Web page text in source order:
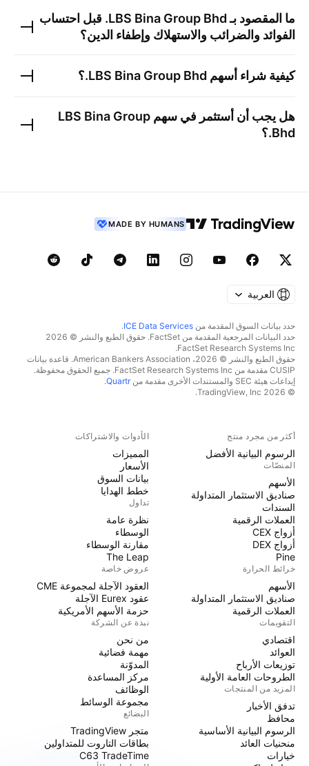
ما المقصود بـLBS Bina Group Bhd. قبل احتساب
الفوائد والضرائب والاستهلاك وإطفاء الدين؟
كيفية شراء أسهم LBS Bina Group Bhd. ؟
هل يجب أن أستثمر في سهم LBS Bina Group
Bhd. ؟
MADE BY HUMANS
العربية
حدد بيانات السوق المقدمة من ICE Data Services
.
حدد البيانات المرجعية المقدمة من FactSet. حقوق الطبع والنشر © 2026
FactSet Research Systems Inc.
حقوق الطبع والنشر © 2026، American Bankers Association. قاعدة بيانات
CUSIP مقدمة من FactSet Research Systems Inc. جميع الحقوق محفوظة.
إيداعات هيئة SEC والمستندات الأخرى مقدمة من
Quartr
.
© 2026 TradingView, Inc.
أكثر من مجرد منتج
الرسوم البيانية الأفضل
المنصّات
الأسهم
صناديق الاستثمار المتداولة
السندات
العملات الرقمية
أزواج CEX
أزواج DEX
Pine
خرائط الحرارة
الأسهم
صناديق الاستثمار المتداولة
العملات الرقمية
التقويمات
اقتصادي
العوائد
توزيعات الأرباح
الطروحات العامة الأولية
المزيد من المنتجات
تدفق الأخبار
محافظ
الرسوم البيانية الأساسية
منحنيات العائد
خيارات
الأدوات والاشتراكات
المميزات
الأسعار
بيانات السوق
خطط الهدايا
تداول
نظرة عامة
الوسطاء
مقارنة الوسطاء
The Leap
عروض خاصة
العقود الآجلة لمجموعة CME
عقود Eurex الآجلة
حزمة الأسهم الأمريكية
نبذة عن الشركة
من نحن
مهمة فضائية
المدوّنة
مركز المساعدة
الوظائف
مجموعة الوسائط
البضائع
متجر TradingView
بطاقات التاروت للمتداولين
C63 TradeTime